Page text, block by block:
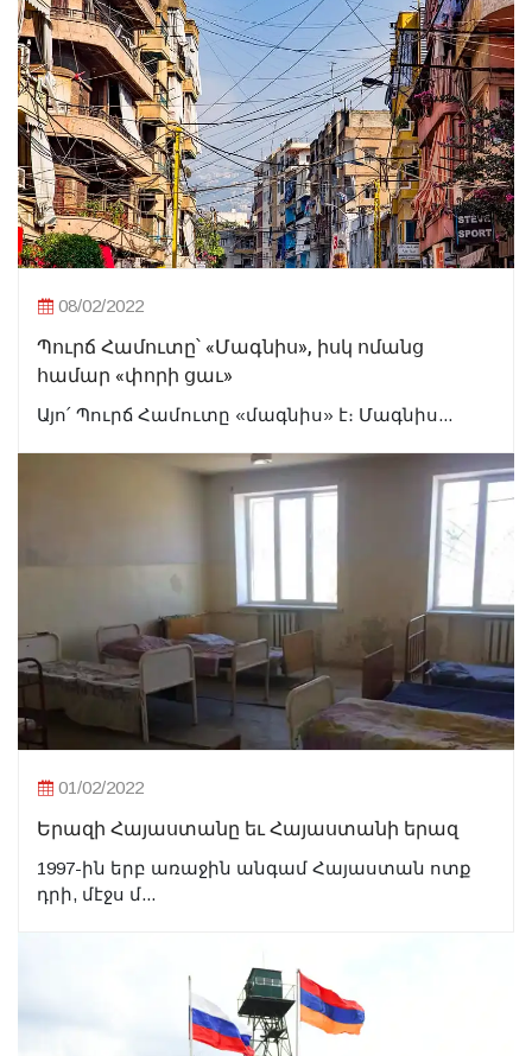
08/02/2022
Պուրճ Համուտը՝ «Մագնիս», իսկ ոմանց
համար «փորի ցաւ»
Այո՛ Պուրճ Համուտը «մագնիս» է։ Մագնիս...
01/02/2022
Երազի Հայաստանը եւ Հայաստանի երազ
1997-ին երբ առաջին անգամ Հայաստան ոտք
դրի, մէջս մ...